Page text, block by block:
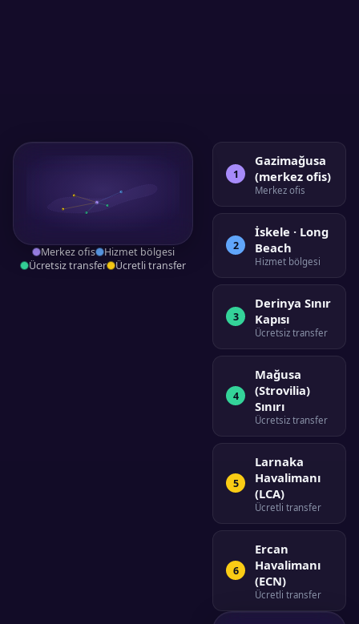
1
2
3
4
5
6
Merkez ofis
Hizmet bölgesi
Ücretsiz transfer
Ücretli transfer
1
Gazimağusa
(merkez ofis)
Merkez ofis
2
İskele · Long
Beach
Hizmet bölgesi
3
Derinya Sınır
Kapısı
Ücretsiz transfer
4
Mağusa
(Strovilia)
Sınırı
Ücretsiz transfer
5
Larnaka
Havalimanı
(LCA)
Ücretli transfer
6
Ercan
Havalimanı
(ECN)
Ücretli transfer